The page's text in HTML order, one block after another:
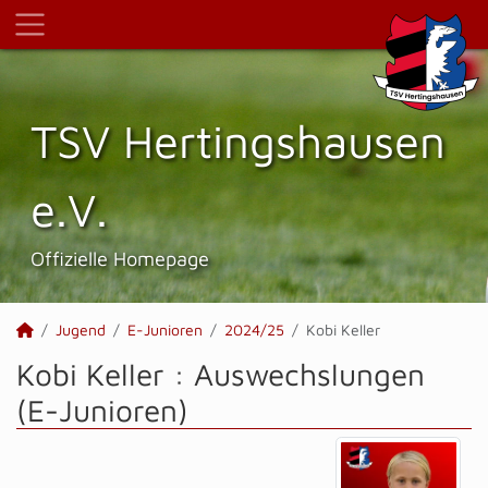
TSV Hertings­hausen
e.V.
Offizielle Homepage
Jugend E-Junioren 2024/25 Kobi Keller
Kobi Keller : Auswechslungen
(E-Junioren)